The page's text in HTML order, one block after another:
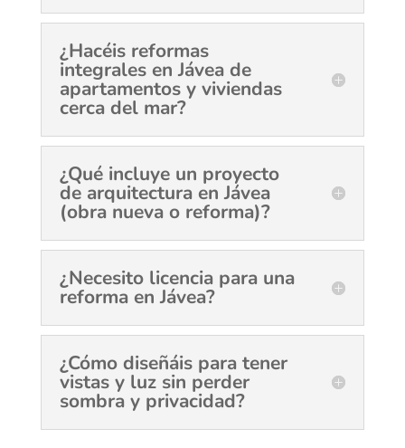
¿Hacéis reformas
integrales en Jávea de
apartamentos y viviendas
cerca del mar?
¿Qué incluye un proyecto
de arquitectura en Jávea
(obra nueva o reforma)?
¿Necesito licencia para una
reforma en Jávea?
¿Cómo diseñáis para tener
vistas y luz sin perder
sombra y privacidad?